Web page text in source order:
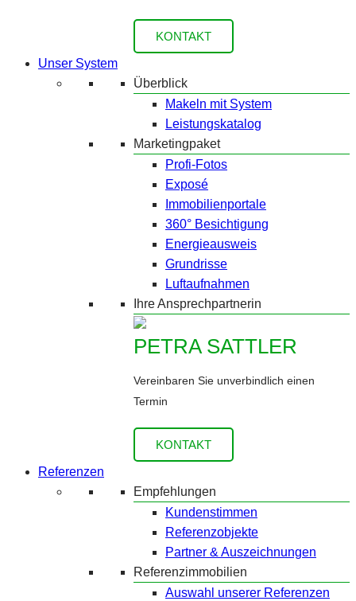
KONTAKT
Unser System
Überblick
Makeln mit System
Leistungskatalog
Marketingpaket
Profi-Fotos
Exposé
Immobilienportale
360° Besichtigung
Energieausweis
Grundrisse
Luftaufnahmen
Ihre Ansprechpartnerin
PETRA SATTLER
Vereinbaren Sie unverbindlich einen
Termin
KONTAKT
Referenzen
Empfehlungen
Kundenstimmen
Referenzobjekte
Partner & Auszeichnungen
Referenzimmobilien
Auswahl unserer Referenzen